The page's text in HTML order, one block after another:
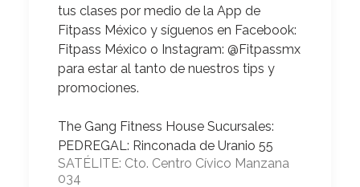
tus clases por medio de la App de
Fitpass México y síguenos en Facebook:
Fitpass México o Instagram: @Fitpassmx
para estar al tanto de nuestros tips y
promociones.
The Gang Fitness House Sucursales:
PEDREGAL: Rinconada de Uranio 55
SATÉLITE: Cto. Centro Cívico Manzana
034